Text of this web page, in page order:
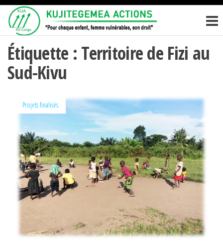
Passer
contenu
ACTIONS
enfant,
femme
vulnérables,
Étiquette : Territoire de Fizi au
Sud-Kivu
Projets finalisés